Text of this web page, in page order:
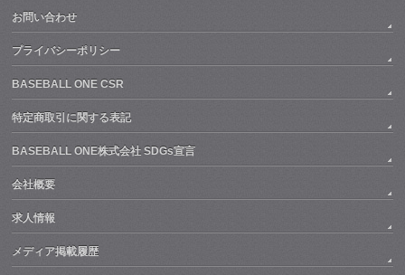
お問い合わせ
プライバシーポリシー
BASEBALL ONE CSR
特定商取引に関する表記
BASEBALL ONE株式会社 SDGs宣言
会社概要
求人情報
メディア掲載履歴